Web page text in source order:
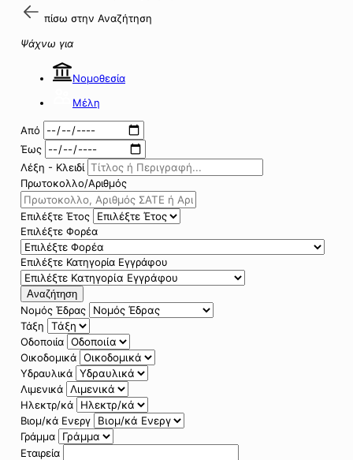
πίσω στην Αναζήτηση
Ψάχνω για
Νομοθεσία
Μέλη
Από
Έως
Λέξη - Κλειδί
Πρωτοκολλο/Αριθμός
Επιλέξτε Έτος
Επιλέξτε Φορέα
Επιλέξτε Κατηγορία Εγγράφου
Αναζήτηση
Νομός Έδρας
Τάξη
Οδοποιία
Οικοδομικά
Υδραυλικά
Λιμενικά
Ηλεκτρ/κά
Βιομ/κά Ενεργ
Γράμμα
Εταιρεία